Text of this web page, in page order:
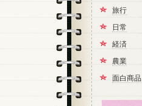
旅行
日常
経済
農業
面白商品